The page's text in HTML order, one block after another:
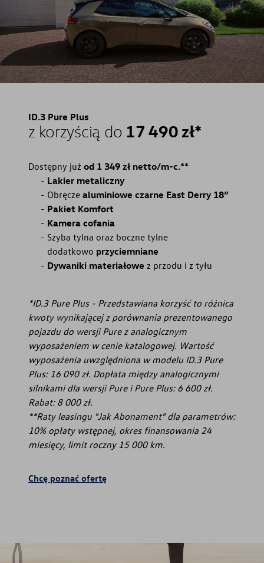
ID.3 Pure Plus
z korzyścią do 17 490 zł*
Dostępny już od 1 349 zł netto/m-c.**
Lakier metaliczny
Obręcze aluminiowe czarne East Derry 18”
Pakiet Komfort
Kamera cofania
Szyba tylna oraz boczne tylne
dodatkowo przyciemniane
Dywaniki materiałowe z przodu i z tyłu
*ID.3 Pure Plus - Przedstawiana korzyść to różnica
kwoty wynikającej z porównania prezentowanego
pojazdu do wersji Pure z analogicznym
wyposażeniem w cenie katalogowej. Wartość
wyposażenia uwzględniona w modelu ID.3 Pure
Plus: 16 090 zł. Dopłata między analogicznymi
silnikami dla wersji Pure i Pure Plus: 6 600 zł.
Rabat: 8 000 zł.
**Raty leasingu "Jak Abonament" dla parametrów:
10% opłaty wstępnej, okres finansowania 24
miesięcy, limit roczny 15 000 km.
Chcę poznać ofertę